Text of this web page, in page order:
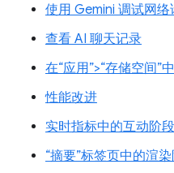
使用 Gemini 调试网
查看 AI 聊天记录
在“应用”>“存储空间”
性能改进
实时指标中的互动阶段
“摘要”标签页中的渲